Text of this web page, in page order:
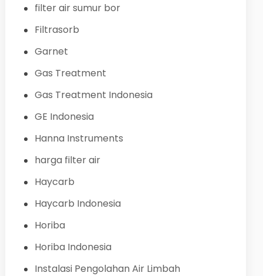
filter air sumur bor
Filtrasorb
Garnet
Gas Treatment
Gas Treatment Indonesia
GE Indonesia
Hanna Instruments
harga filter air
Haycarb
Haycarb Indonesia
Horiba
Horiba Indonesia
Instalasi Pengolahan Air Limbah